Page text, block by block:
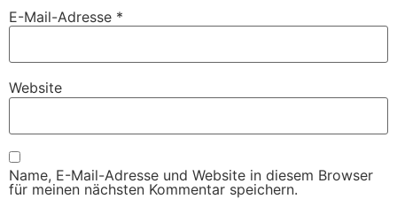
E-Mail-Adresse *
Website
Name, E-Mail-Adresse und Website in diesem Browser
für meinen nächsten Kommentar speichern.